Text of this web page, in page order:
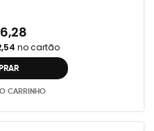
no cartão
CARRINHO